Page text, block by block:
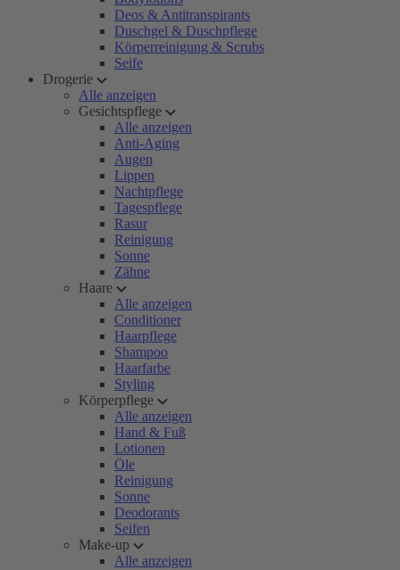
Deos & Antitranspirants
Duschgel & Duschpflege
Körperreinigung & Scrubs
Seife
Drogerie
Alle anzeigen
Gesichtspflege
Alle anzeigen
Anti-Aging
Augen
Lippen
Nachtpflege
Tagespflege
Rasur
Reinigung
Sonne
Zähne
Haare
Alle anzeigen
Conditioner
Haarpflege
Shampoo
Haarfarbe
Styling
Körperpflege
Alle anzeigen
Hand & Fuß
Lotionen
Öle
Reinigung
Sonne
Deodorants
Seifen
Make-up
Alle anzeigen